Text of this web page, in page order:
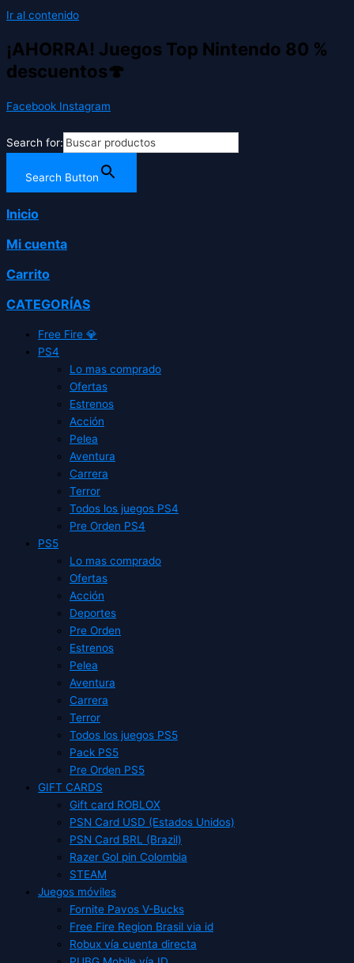
Ir al contenido
¡AHORRA! Juegos Top Nintendo 80 %
descuentos🍄
Facebook Instagram
Search for:
Search Button
Inicio
Mi cuenta
Carrito
CATEGORÍAS
Free Fire 💎
PS4
Lo mas comprado
Ofertas
Estrenos
Acción
Pelea
Aventura
Carrera
Terror
Todos los juegos PS4
Pre Orden PS4
PS5
Lo mas comprado
Ofertas
Acción
Deportes
Pre Orden
Estrenos
Pelea
Aventura
Carrera
Terror
Todos los juegos PS5
Pack PS5
Pre Orden PS5
GIFT CARDS
Gift card ROBLOX
PSN Card USD (Estados Unidos)
PSN Card BRL (Brazil)
Razer Gol pin Colombia
STEAM
Juegos móviles
Fornite Pavos V-Bucks
Free Fire Region Brasil via id
Robux vía cuenta directa